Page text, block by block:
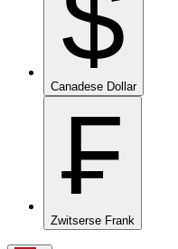
Canadese Dollar
₣
Zwitserse Frank